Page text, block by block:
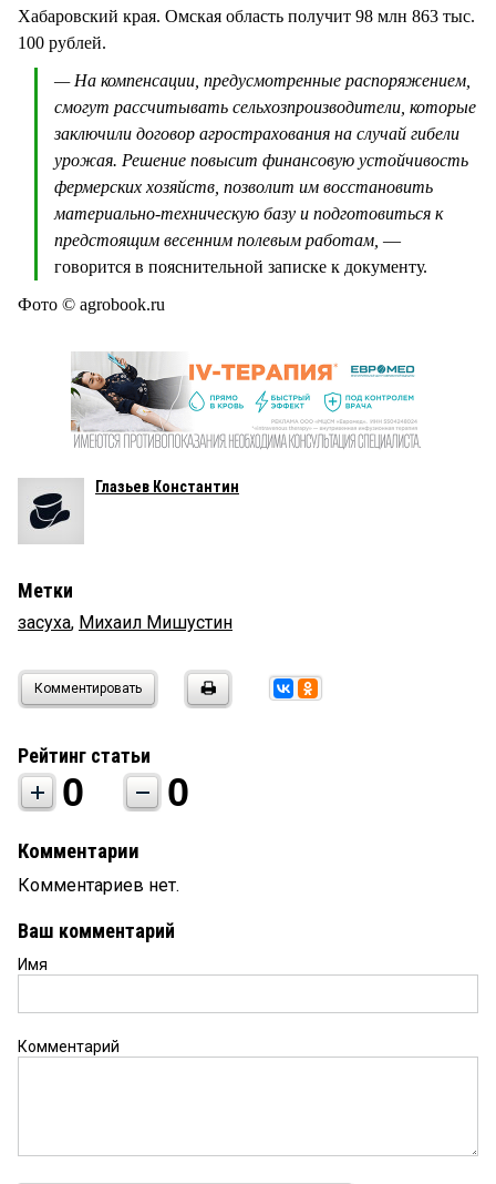
Хабаровский края. Омская область получит 98 млн 863 тыс.
100 рублей.
— На компенсации, предусмотренные распоряжением,
смогут рассчитывать сельхозпроизводители, которые
заключили договор агрострахования на случай гибели
урожая. Решение повысит финансовую устойчивость
фермерских хозяйств, позволит им восстановить
материально-техническую базу и подготовиться к
предстоящим весенним полевым работам, —
говорится в пояснительной записке к документу.
Фото © аgrobook.ru
Глазьев Константин
Метки
засуха, Михаил Мишустин
Комментировать
Рейтинг статьи
0 0
Комментарии
Комментариев нет.
Ваш комментарий
Имя
Комментарий